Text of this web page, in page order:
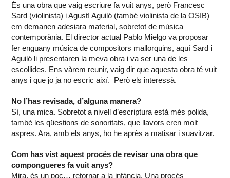
És una obra que vaig escriure fa vuit anys, però Francesc
Sard (violinista) i Agustí Aguiló (també violinista de la OSIB)
em demanen adesiara material, sobretot de música
contemporània. El director actual Pablo Mielgo va proposar
fer enguany música de compositors mallorquins, aquí Sard i
Aguiló li presentaren la meva obra i va ser una de les
escollides. Ens vàrem reunir, vaig dir que aquesta obra té vuit
anys i que jo ja no escric així. Però els interessà.
No l’has revisada, d’alguna manera?
Sí, una mica. Sobretot a nivell d’escriptura està més polida,
també les qüestions de sonoritats, que llavors eren molt
aspres. Ara, amb els anys, ho he après a matisar i suavitzar.
Com has vist aquest procés de revisar una obra que
compongueres fa vuit anys?
Mira, és un poc… retornar a la infància. Una procés